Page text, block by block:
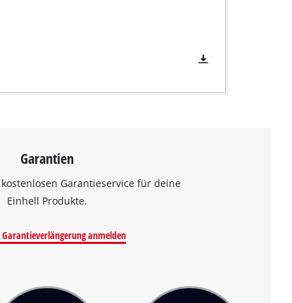
Garantien
Garantieservice für deine
Einhell Produkte.
Garantieverlängerung anmelden